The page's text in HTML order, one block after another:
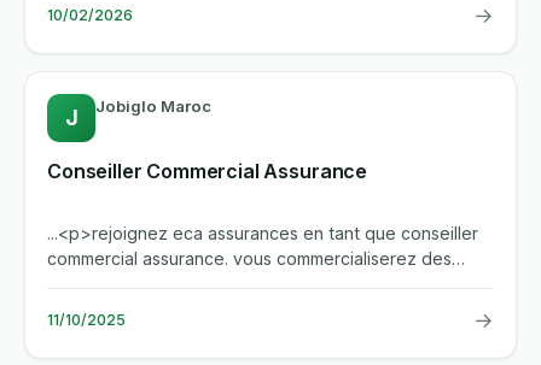
10/02/2026 →
J Jobiglo Maroc
Conseiller Commercial Assurance
...<p>rejoignez eca assurances en tant que conseiller
commercial assurance. vous commercialiserez des
produits d'assurance...
11/10/2025 →